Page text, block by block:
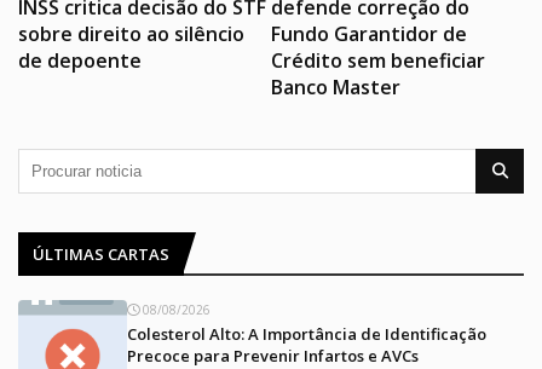
INSS critica decisão do STF
sobre direito ao silêncio
de depoente
defende correção do
Fundo Garantidor de
Crédito sem beneficiar
Banco Master
ÚLTIMAS CARTAS
08/08/2026
Colesterol Alto: A Importância de Identificação
Precoce para Prevenir Infartos e AVCs